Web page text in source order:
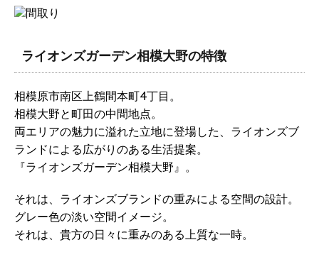
ライオンズガーデン相模大野の特徴
相模原市南区上鶴間本町4丁目。
相模大野と町田の中間地点。
両エリアの魅力に溢れた立地に登場した、ライオンズブ
ランドによる広がりのある生活提案。
『ライオンズガーデン相模大野』。
それは、ライオンズブランドの重みによる空間の設計。
グレー色の淡い空間イメージ。
それは、貴方の日々に重みのある上質な一時。